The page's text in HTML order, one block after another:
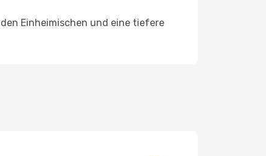
Einheimischen und eine tiefere